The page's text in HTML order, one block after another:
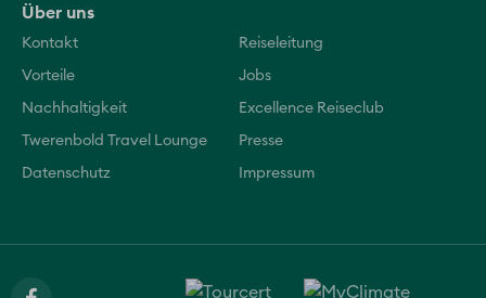
Über uns
Kontakt Reiseleitung
Vorteile Jobs
Nachhaltigkeit Excellence Reiseclub
Twerenbold Travel Lounge Presse
Datenschutz Impressum